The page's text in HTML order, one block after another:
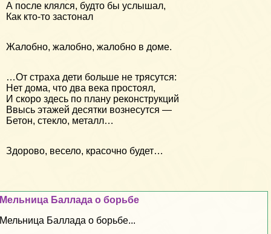
А после клялся, будто бы услышал,
Как кто-то застонал
Жалобно, жалобно, жалобно в доме.
…От страха дети больше не трясутся:
Нет дома, что два века простоял,
И скоро здесь по плану реконструкций
Ввысь этажей десятки вознесутся —
Бетон, стекло, металл…
Здорово, весело, красочно будет…
Мельница Баллада о борьбе
Мельница Баллада о борьбе...